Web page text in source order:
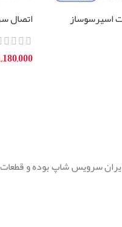
المنت اسپرسوساز
اتصال
سرویس شاپ بوده و قطعات